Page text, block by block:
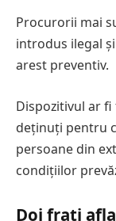
Procurorii mai
introdus ilegal
arest preventiv.
Dispozitivul ar
deținuți pentru
persoane din
condițiilor
Doi frați